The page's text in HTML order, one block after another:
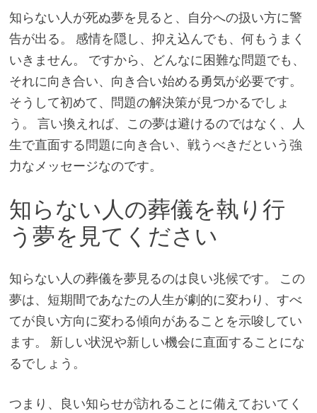
知らない人が死ぬ夢を見ると、自分への扱い方に警
告が出る。 感情を隠し、抑え込んでも、何もうまく
いきません。 ですから、どんなに困難な問題でも、
それに向き合い、向き合い始める勇気が必要です。
そうして初めて、問題の解決策が見つかるでしょ
う。 言い換えれば、この夢は避けるのではなく、人
生で直面する問題に向き合い、戦うべきだという強
力なメッセージなのです。
知らない人の葬儀を執り行
う夢を見てください
知らない人の葬儀を夢見るのは良い兆候です。 この
夢は、短期間であなたの人生が劇的に変わり、すべ
てが良い方向に変わる傾向があることを示唆してい
ます。 新しい状況や新しい機会に直面することにな
るでしょう。
つまり、良い知らせが訪れることに備えておいてく